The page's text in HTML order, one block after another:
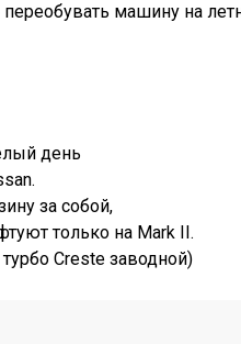
машину на
день
за собой,
только на Mark II.
Сrestе заводной)